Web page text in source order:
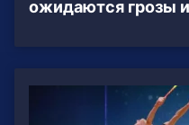
ожидаются грозы